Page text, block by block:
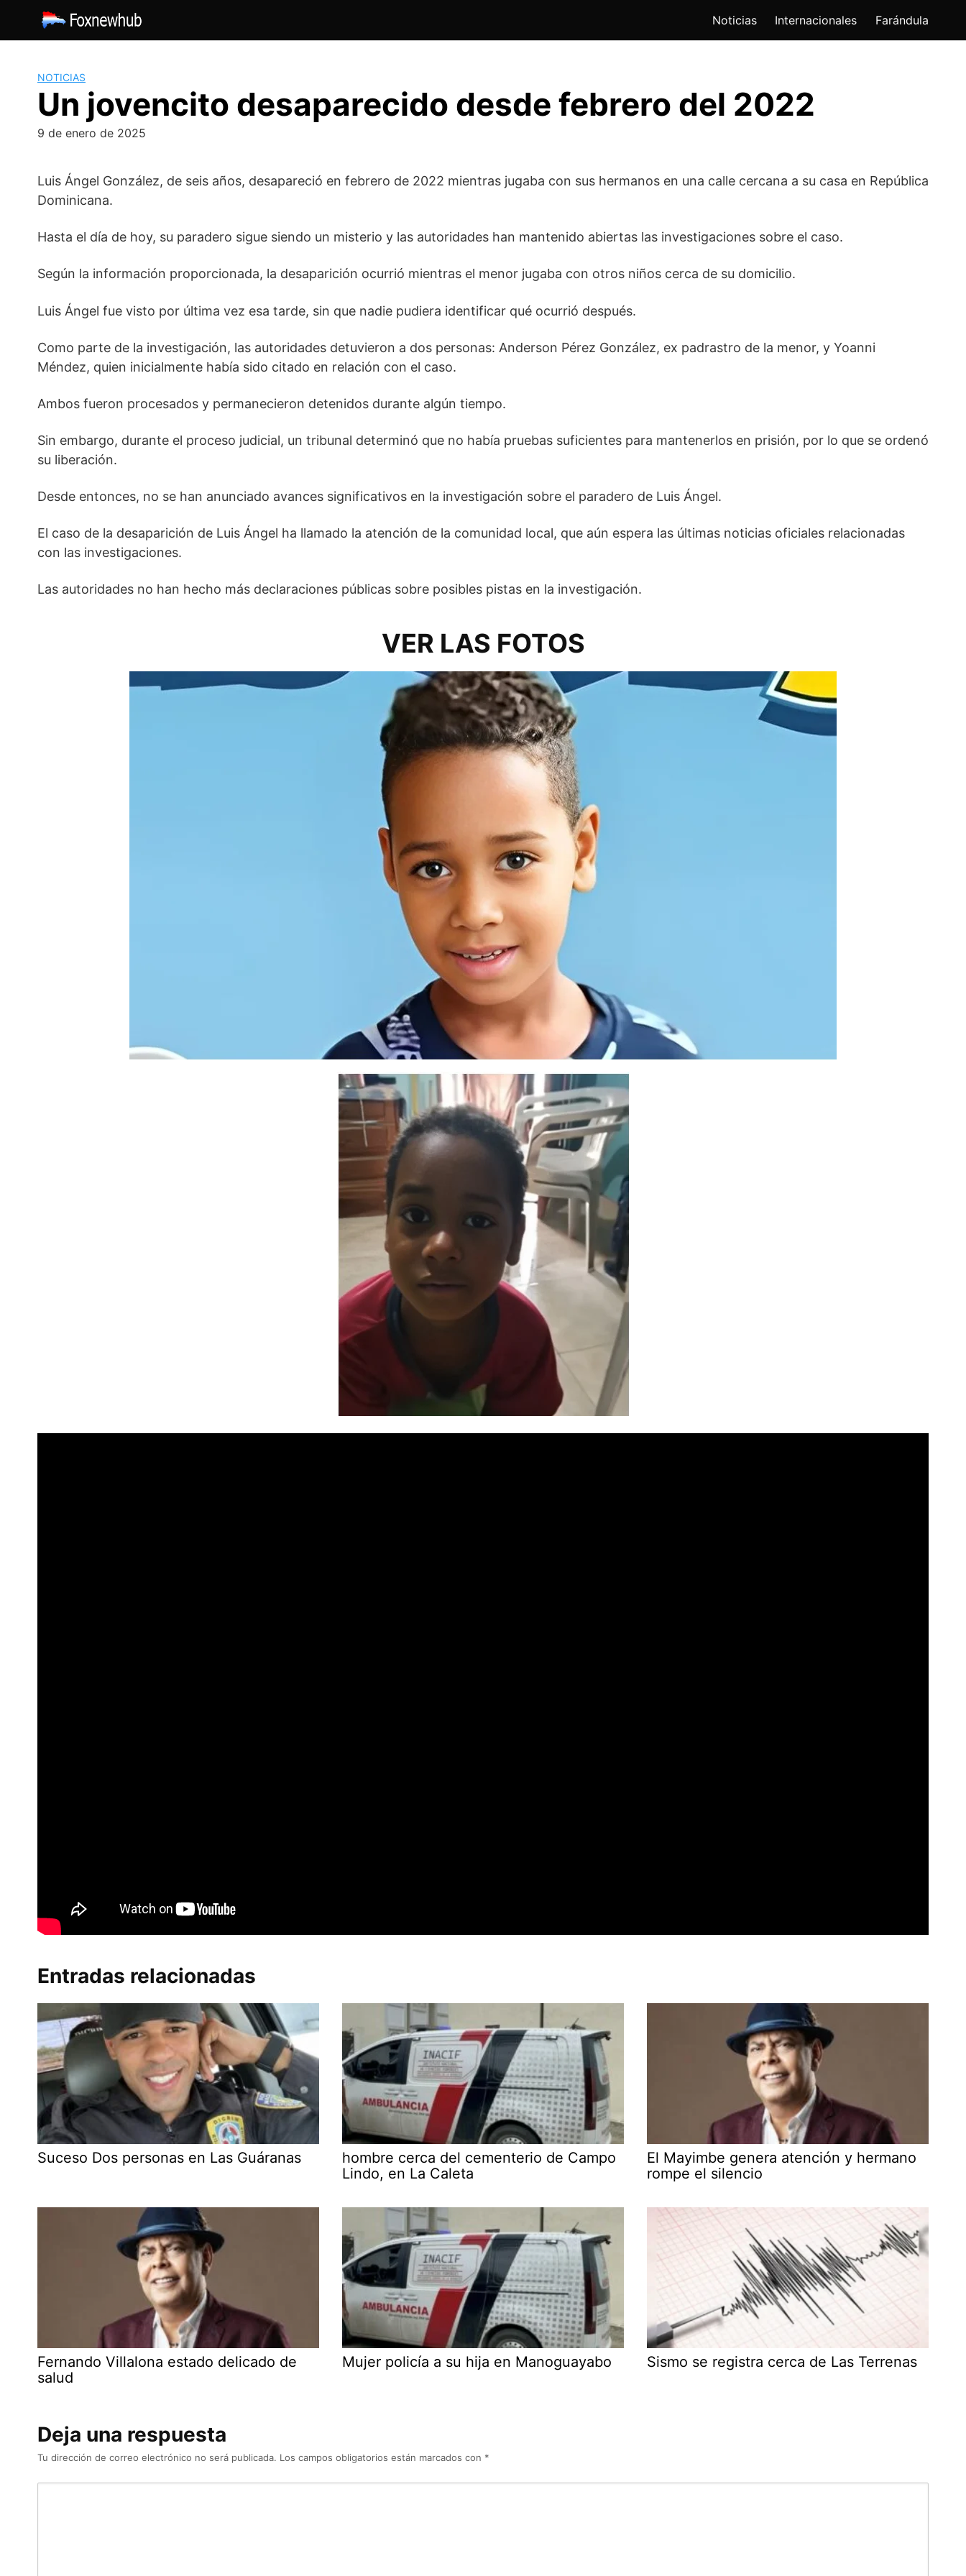
contenido
Noticias Internacionales Farándula
NOTICIAS
Un jovencito desaparecido desde febrero del 2022
9 de enero de 2025
Luis Ángel González, de seis años, desapareció en febrero de 2022 mientras jugaba con sus hermanos en una calle cercana a su casa en República
Dominicana.
Hasta el día de hoy, su paradero sigue siendo un misterio y las autoridades han mantenido abiertas las investigaciones sobre el caso.
Según la información proporcionada, la desaparición ocurrió mientras el menor jugaba con otros niños cerca de su domicilio.
Luis Ángel fue visto por última vez esa tarde, sin que nadie pudiera identificar qué ocurrió después.
Como parte de la investigación, las autoridades detuvieron a dos personas: Anderson Pérez González, ex padrastro de la menor, y Yoanni
Méndez, quien inicialmente había sido citado en relación con el caso.
Ambos fueron procesados ​​y permanecieron detenidos durante algún tiempo.
Sin embargo, durante el proceso judicial, un tribunal determinó que no había pruebas suficientes para mantenerlos en prisión, por lo que se ordenó
su liberación.
Desde entonces, no se han anunciado avances significativos en la investigación sobre el paradero de Luis Ángel.
El caso de la desaparición de Luis Ángel ha llamado la atención de la comunidad local, que aún espera las últimas noticias oficiales relacionadas
con las investigaciones.
Las autoridades no han hecho más declaraciones públicas sobre posibles pistas en la investigación.
VER LAS FOTOS
Entradas relacionadas
Suceso Dos personas en Las Guáranas
hombre cerca del cementerio de Campo
Lindo, en La Caleta
El Mayimbe genera atención y hermano
rompe el silencio
Fernando Villalona estado delicado de
salud
Mujer policía a su hija en Manoguayabo Sismo se registra cerca de Las Terrenas
Deja una respuesta
Tu dirección de correo electrónico no será publicada. Los campos obligatorios están marcados con *